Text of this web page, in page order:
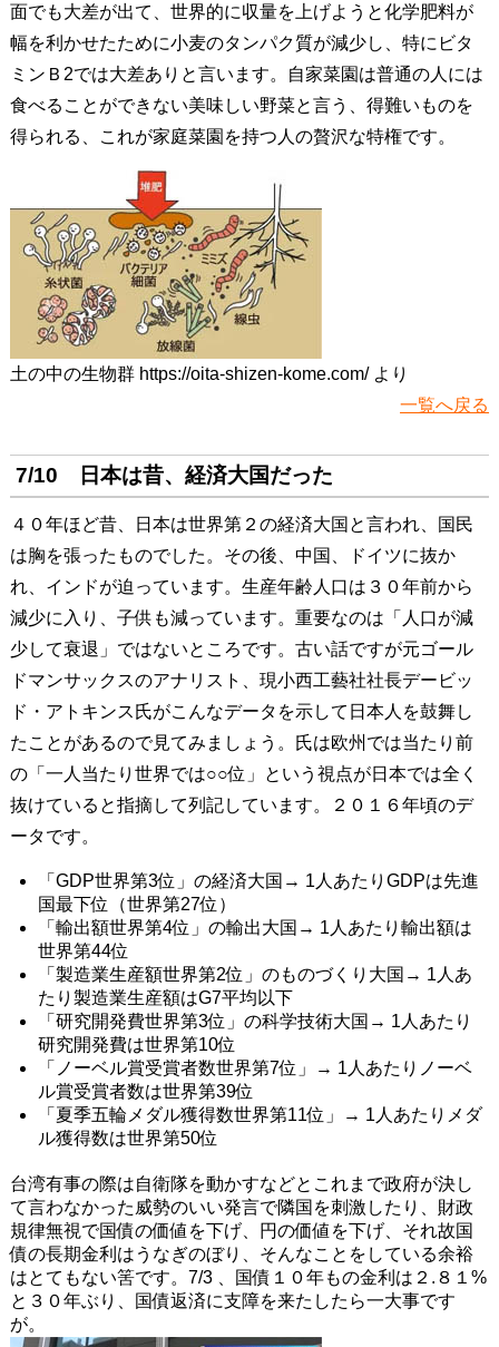
面でも大差が出て、世界的に収量を上げようと化学肥料が
幅を利かせたために小麦のタンパク質が減少し、特にビタ
ミンＢ2では大差ありと言います。自家菜園は普通の人には
食べることができない美味しい野菜と言う、得難いものを
得られる、これが家庭菜園を持つ人の贅沢な特権です。
土の中の生物群 https://oita-shizen-kome.com/ より
一覧へ戻る
7/10 日本は昔、経済大国だった
４０年ほど昔、日本は世界第２の経済大国と言われ、国民
は胸を張ったものでした。その後、中国、ドイツに抜か
れ、インドが迫っています。生産年齢人口は３０年前から
減少に入り、子供も減っています。重要なのは「人口が減
少して衰退」ではないところです。古い話ですが元ゴール
ドマンサックスのアナリスト、現小西工藝社社長デービッ
ド・アトキンス氏がこんなデータを示して日本人を鼓舞し
たことがあるので見てみましょう。氏は欧州では当たり前
の「一人当たり世界では○○位」という視点が日本では全く
抜けていると指摘して列記しています。２０１６年頃のデ
ータです。
「GDP世界第3位」の経済大国→ 1人あたりGDPは先進
国最下位（世界第27位）
「輸出額世界第4位」の輸出大国→ 1人あたり輸出額は
世界第44位
「製造業生産額世界第2位」のものづくり大国→ 1人あ
たり製造業生産額はG7平均以下
「研究開発費世界第3位」の科学技術大国→ 1人あたり
研究開発費は世界第10位
「ノーベル賞受賞者数世界第7位」→ 1人あたりノーベ
ル賞受賞者数は世界第39位
「夏季五輪メダル獲得数世界第11位」→ 1人あたりメダ
ル獲得数は世界第50位
台湾有事の際は自衛隊を動かすなどとこれまで政府が決し
て言わなかった威勢のいい発言で隣国を刺激したり、財政
規律無視で国債の価値を下げ、円の価値を下げ、それ故国
債の長期金利はうなぎのぼり、そんなことをしている余裕
はとてもない筈です。7/3 、国債１０年もの金利は２.８１%
と３０年ぶり、国債返済に支障を来たしたら一大事です
が。